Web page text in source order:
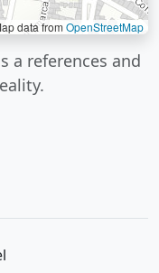
data from OpenStreetMap
a references and